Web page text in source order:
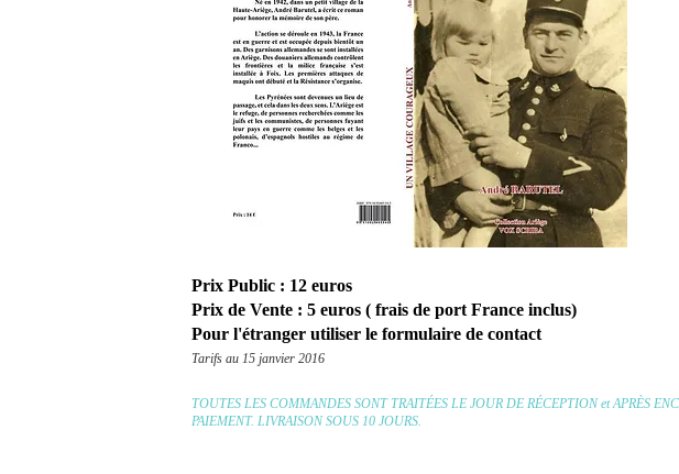
Prix Public : 12 euros
Prix de Vente : 5 euros ( frais de port France inclus)
Pour l'étranger utiliser le formulaire de contact
Tarifs au 15 janvier 2016
TOUTES LES COMMANDES SONT TRAITÉES LE JOUR DE RÉCEPTION et APRÈS
PAIEMENT. LIVRAISON SOUS 10 JOURS.